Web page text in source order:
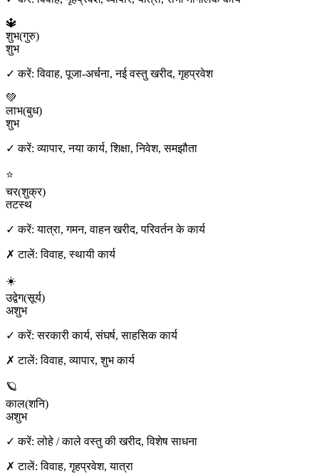
🔱
शुभ(गुरु)
शुभ
✓ करें:विवाह, पूजा-अर्चना, नई वस्तु खरीद, गृहप्रवेश
💚
लाभ(बुध)
शुभ
✓ करें:व्यापार, नया कार्य, शिक्षा, निवेश, समझौता
⭐
चर(शुक्र)
तटस्थ
✓ करें:यात्रा, गमन, वाहन खरीद, परिवर्तन के कार्य
✗ टालें:विवाह, स्थायी कार्य
☀️
उद्वेग(सूर्य)
अशुभ
✓ करें:सरकारी कार्य, संघर्ष, साहसिक कार्य
✗ टालें:विवाह, व्यापार, शुभ कार्य
🪐
काल(शनि)
अशुभ
✓ करें:लोहे / काले वस्तु की खरीद, विशेष साधना
✗ टालें:विवाह, गृहप्रवेश, यात्रा